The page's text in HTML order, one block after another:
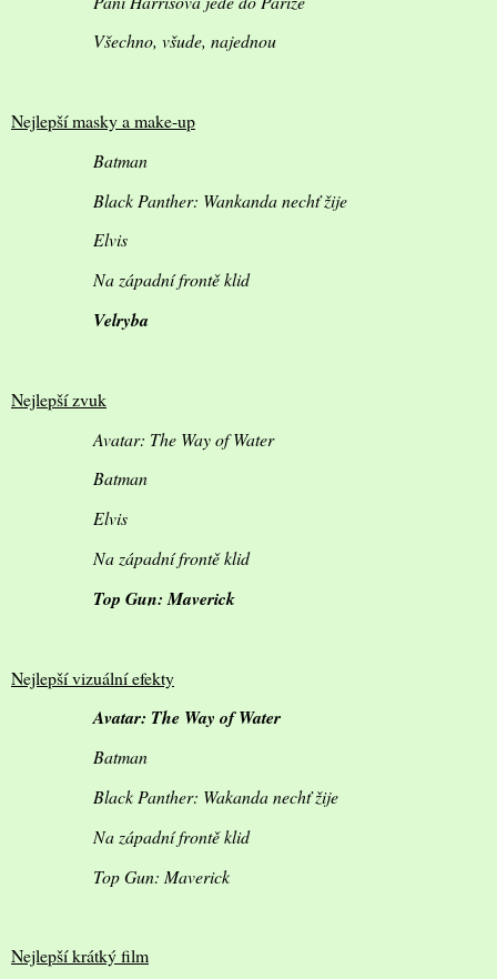
Všechno, všude, najednou
Nejlepší masky a make-up
Batman
Black Panther: Wankanda nechť žije
Elvis
Na západní frontě klid
Velryba
Nejlepší zvuk
Avatar: The Way of Water
Batman
Elvis
Na západní frontě klid
Top Gun: Maverick
Nejlepší vizuální efekty
Avatar: The Way of Water
Batman
Black Panther: Wakanda nechť žije
Na západní frontě klid
Top Gun: Maverick
Nejlepší krátký film